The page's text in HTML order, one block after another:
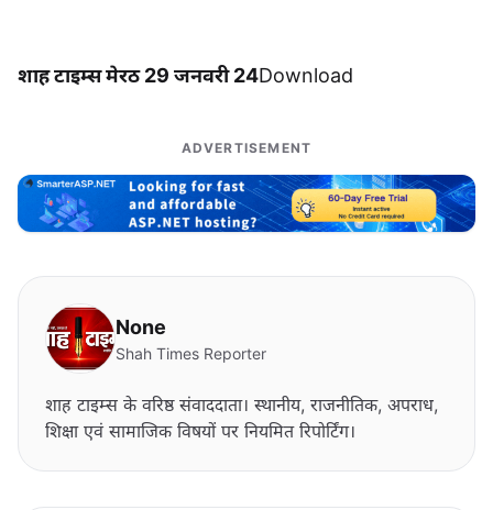
शाह टाइम्स मेरठ 29 जनवरी 24Download
ADVERTISEMENT
None
Shah Times Reporter
शाह टाइम्स के वरिष्ठ संवाददाता। स्थानीय, राजनीतिक, अपराध,
शिक्षा एवं सामाजिक विषयों पर नियमित रिपोर्टिंग।